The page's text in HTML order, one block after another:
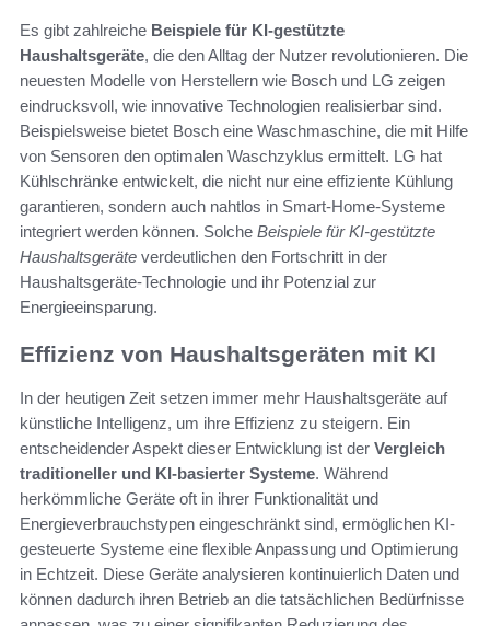
Es gibt zahlreiche Beispiele für KI-gestützte
Haushaltsgeräte, die den Alltag der Nutzer revolutionieren. Die
neuesten Modelle von Herstellern wie Bosch und LG zeigen
eindrucksvoll, wie innovative Technologien realisierbar sind.
Beispielsweise bietet Bosch eine Waschmaschine, die mit Hilfe
von Sensoren den optimalen Waschzyklus ermittelt. LG hat
Kühlschränke entwickelt, die nicht nur eine effiziente Kühlung
garantieren, sondern auch nahtlos in Smart-Home-Systeme
integriert werden können. Solche Beispiele für KI-gestützte
Haushaltsgeräte verdeutlichen den Fortschritt in der
Haushaltsgeräte-Technologie und ihr Potenzial zur
Energieeinsparung.
Effizienz von Haushaltsgeräten mit KI
In der heutigen Zeit setzen immer mehr Haushaltsgeräte auf
künstliche Intelligenz, um ihre Effizienz zu steigern. Ein
entscheidender Aspekt dieser Entwicklung ist der Vergleich
traditioneller und KI-basierter Systeme. Während
herkömmliche Geräte oft in ihrer Funktionalität und
Energieverbrauchstypen eingeschränkt sind, ermöglichen KI-
gesteuerte Systeme eine flexible Anpassung und Optimierung
in Echtzeit. Diese Geräte analysieren kontinuierlich Daten und
können dadurch ihren Betrieb an die tatsächlichen Bedürfnisse